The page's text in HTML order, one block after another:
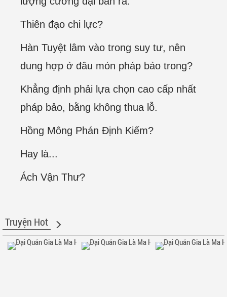
Thiên đạo chi lực?
Hàn Tuyệt lâm vào trong suy tư, nên
dung hợp ở đâu món pháp bảo trong?
Khẳng định phải lựa chọn cao cấp nhất
pháp bảo, bằng không thua lỗ.
Hồng Mông Phán Định Kiếm?
Hay là...
Ách Vận Thư?
Truyện Hot